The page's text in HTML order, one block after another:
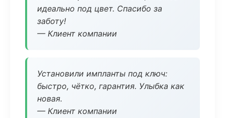
идеально под цвет. Спасибо за
заботу!
— Клиент компании
Установили импланты под ключ:
быстро, чётко, гарантия. Улыбка как
новая.
— Клиент компании